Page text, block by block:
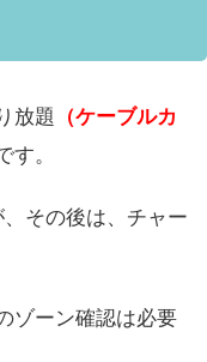
放題 （ケーブルカ
す。
その後は、チャー
ゾーン確認は必要